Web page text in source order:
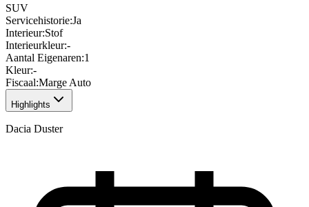
SUV
Servicehistorie:Ja
Interieur:Stof
Interieurkleur:-
Aantal Eigenaren:1
Kleur:-
Fiscaal:Marge Auto
Highlights
Dacia Duster